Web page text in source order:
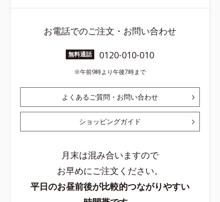
お電話でのご注文・お問い合わせ
無料通話 0120-010-010
午前9時より午後7時まで
よくあるご質問・お問い合わせ
ショッピングガイド
月末は混み合いますので
お早めにご注文ください。
平日のお昼前後が比較的つながりやすい